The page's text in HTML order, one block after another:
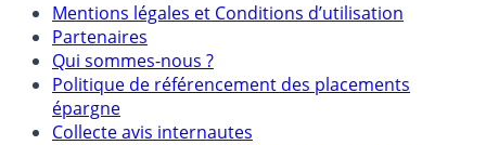
Mentions légales et Conditions d’utilisation
Partenaires
Qui sommes-nous ?
Politique de référencement des placements
épargne
Collecte avis internautes